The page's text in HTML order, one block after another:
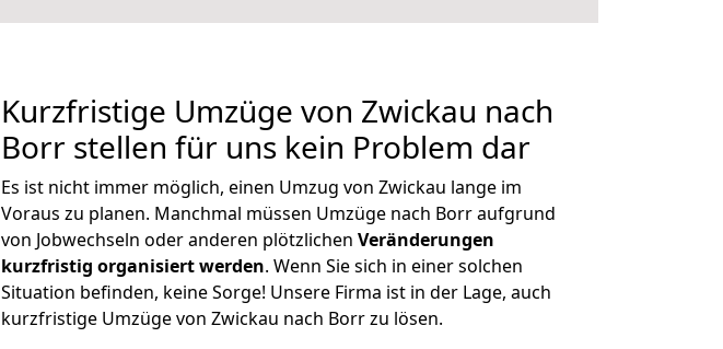
Kurzfristige Umzüge von Zwickau nach
Borr stellen für uns kein Problem dar
Es ist nicht immer möglich, einen Umzug von Zwickau lange im
Voraus zu planen. Manchmal müssen Umzüge nach Borr aufgrund
von Jobwechseln oder anderen plötzlichen Veränderungen
kurzfristig organisiert werden. Wenn Sie sich in einer solchen
Situation befinden, keine Sorge! Unsere Firma ist in der Lage, auch
kurzfristige Umzüge von Zwickau nach Borr zu lösen.